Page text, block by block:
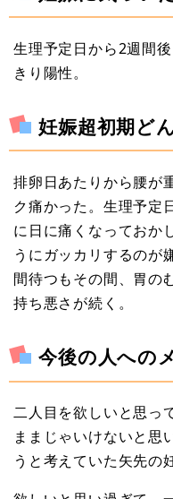
生理予定日から2週間
きり陽性。
妊娠超初期ど
排卵日あたりから腰が
ク痛かった。生理予定
に日に痛くなっておか
うにガッカリするのが
間待つもその間、胃の
持ち悪さが続く。
今後の人への
二人目を欲しいと思っ
ままじゃいけないと思
うと考えていた矢先の